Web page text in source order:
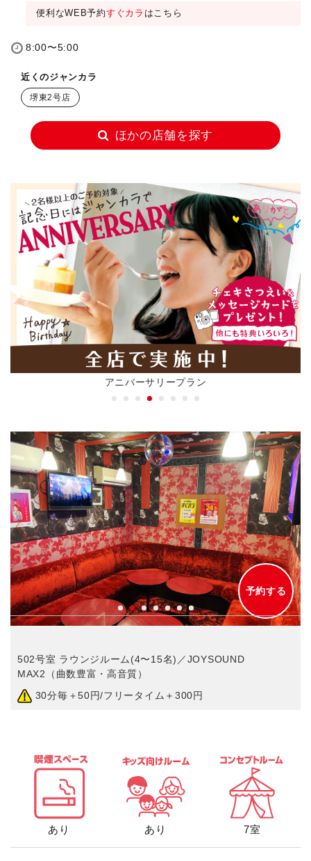
便利なWEB予約すぐカラ はこちら
8:00〜5:00
近くのジャンカラ
堺東2号店
ほかの店舗を探す
アニバーサリープラン
予約する
502号室 ラウンジルーム(4〜15名)／JOYSOUND
MAX2（曲数豊富・高音質）
30分毎＋50円/フリータイム＋300円
あり あり 7室